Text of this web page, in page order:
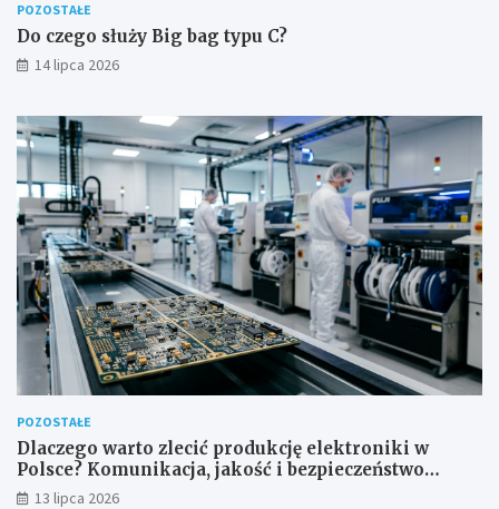
POZOSTAŁE
Do czego służy Big bag typu C?
14 lipca 2026
POZOSTAŁE
Dlaczego warto zlecić produkcję elektroniki w
Polsce? Komunikacja, jakość i bezpieczeństwo
dostaw
13 lipca 2026